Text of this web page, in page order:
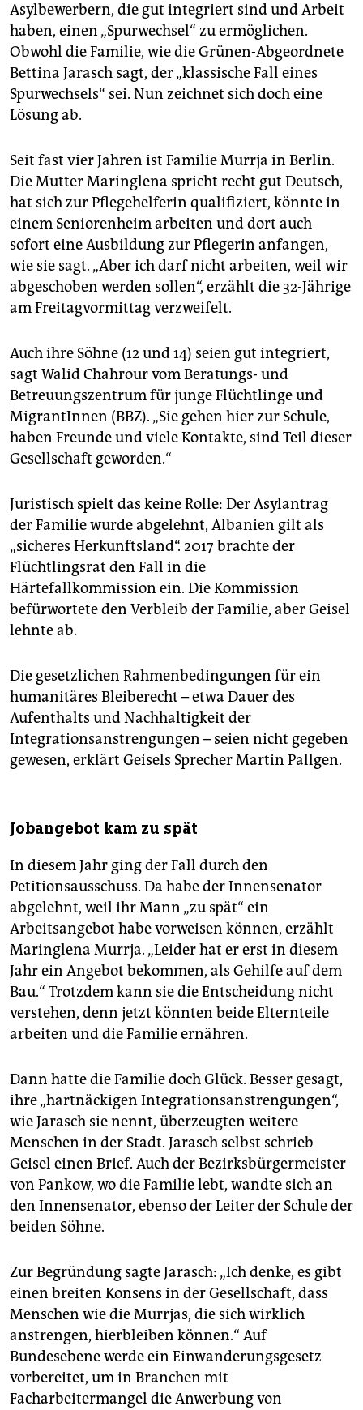
Asylbewerbern, die gut integriert sind und Arbeit
haben, einen „Spurwechsel“ zu ermöglichen.
Obwohl die Familie, wie die Grünen-Abgeordnete
Bettina Jarasch sagt, der „klassische Fall eines
Spurwechsels“ sei. Nun zeichnet sich doch eine
Lösung ab.
Seit fast vier Jahren ist Familie Murrja in Berlin.
Die Mutter Maringlena spricht recht gut Deutsch,
hat sich zur Pflegehelferin qualifiziert, könnte in
einem Seniorenheim arbeiten und dort auch
sofort eine Ausbildung zur Pflegerin anfangen,
wie sie sagt. „Aber ich darf nicht arbeiten, weil wir
abgeschoben werden sollen“, erzählt die 32-Jährige
am Freitagvormittag verzweifelt.
Auch ihre Söhne (12 und 14) seien gut integriert,
sagt Walid Chahrour vom Beratungs- und
Betreuungszentrum für junge Flüchtlinge und
MigrantInnen (BBZ). „Sie gehen hier zur Schule,
haben Freunde und viele Kontakte, sind Teil dieser
Gesellschaft geworden.“
Juristisch spielt das keine Rolle: Der Asylantrag
der Familie wurde abgelehnt, Albanien gilt als
„sicheres Herkunftsland“. 2017 brachte der
Flüchtlingsrat den Fall in die
Härtefallkommission ein. Die Kommission
befürwortete den Verbleib der Familie, aber Geisel
lehnte ab.
Die gesetzlichen Rahmenbedingungen für ein
humanitäres Bleiberecht – etwa Dauer des
Aufenthalts und Nachhaltigkeit der
Integrationsanstrengungen – seien nicht gegeben
gewesen, erklärt Geisels Sprecher Martin Pallgen.
Jobangebot kam zu spät
In diesem Jahr ging der Fall durch den
Petitionsausschuss. Da habe der Innensenator
abgelehnt, weil ihr Mann „zu spät“ ein
Arbeitsangebot habe vorweisen können, erzählt
Maringlena Murrja. „Leider hat er erst in diesem
Jahr ein Angebot bekommen, als Gehilfe auf dem
Bau.“ Trotzdem kann sie die Entscheidung nicht
verstehen, denn jetzt könnten beide Elternteile
arbeiten und die Familie ernähren.
Dann hatte die Familie doch Glück. Besser gesagt,
ihre „hartnäckigen Integrationsanstrengungen“,
wie Jarasch sie nennt, überzeugten weitere
Menschen in der Stadt. Jarasch selbst schrieb
Geisel einen Brief. Auch der Bezirksbürgermeister
von Pankow, wo die Familie lebt, wandte sich an
den Innensenator, ebenso der Leiter der Schule der
beiden Söhne.
Zur Begründung sagte Jarasch: „Ich denke, es gibt
einen breiten Konsens in der Gesellschaft, dass
Menschen wie die Murrjas, die sich wirklich
anstrengen, hierbleiben können.“ Auf
Bundesebene werde ein Einwanderungsgesetz
vorbereitet, um in Branchen mit
Facharbeitermangel die Anwerbung von